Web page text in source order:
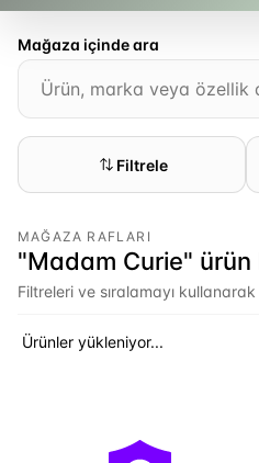
Mağaza içinde ara
Filtrele
MAĞAZA RAFLARI
"Madam Curie" ürün
Filtreleri ve sıralamayı
Ürünler yükleniyor...